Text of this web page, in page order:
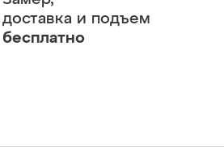
доставка и подъем
бесплатно